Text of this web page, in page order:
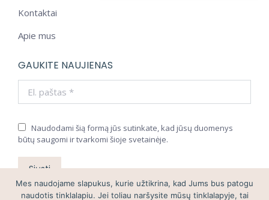
Kontaktai
Apie mus
GAUKITE NAUJIENAS
El. paštas *
Naudodami šią formą jūs sutinkate, kad jūsų duomenys
būtų saugomi ir tvarkomi šioje svetainėje.
Siųsti
Mes naudojame slapukus, kurie užtikrina, kad Jums bus patogu
naudotis tinklalapiu. Jei toliau naršysite mūsų tinklalapyje, tai